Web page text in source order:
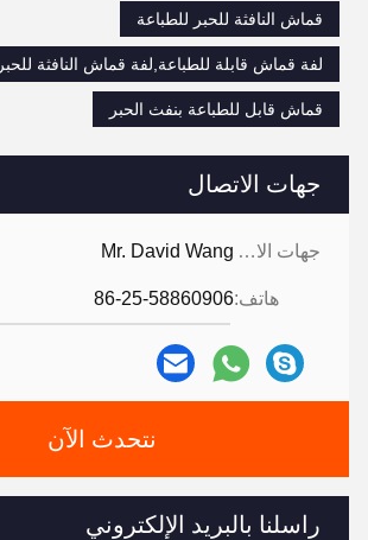
جهات الاتصال
جهات الاتصال: Mr. David Wang
هاتف:86-25-58860906
نتحدث الآن
راسلنا بالبريد الإلكتروني
قماش النافثة للحبر للطباعة
لفة قماش قابلة للطباعة,لفة قماش النافثة للحبر
قماش قابل للطباعة بنفث الحبر